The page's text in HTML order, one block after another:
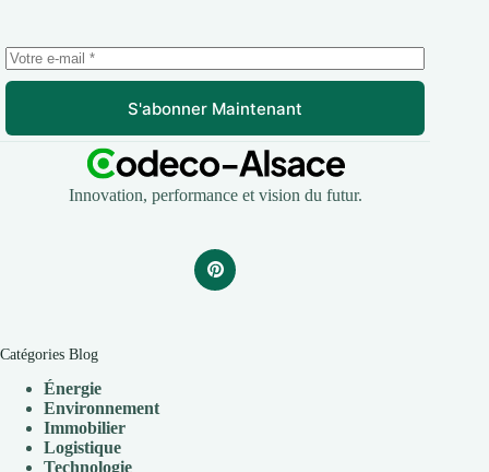
S'abonner Maintenant
Innovation, performance et vision du futur.
Catégories Blog
Énergie
Environnement
Immobilier
Logistique
Technologie